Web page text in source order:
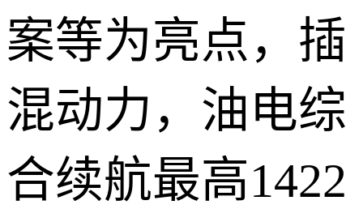
案等为亮点，插
混动力，油电综
合续航最高1422